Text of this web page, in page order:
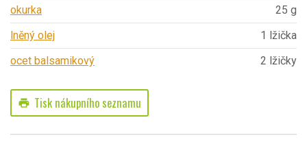
okurka
25 g
lněný olej
1 lžička
ocet balsamikový
2 lžičky
print Tisk nákupního seznamu